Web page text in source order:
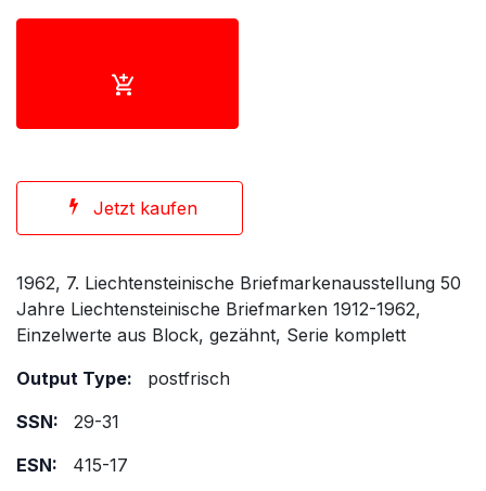
Jetzt kaufen
1962, 7. Liechtensteinische Briefmarkenausstellung 50
Jahre Liechtensteinische Briefmarken 1912-1962,
Einzelwerte aus Block, gezähnt, Serie komplett
Output Type:
postfrisch
SSN:
29-31
ESN:
415-17